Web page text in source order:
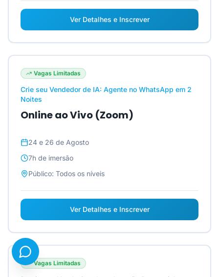
Ver Detalhes e Inscrever
Vagas Limitadas
Crie seu Vendedor de IA: Agente no WhatsApp em 2
Noites
Online ao Vivo (Zoom)
24 e 26 de Agosto
7h de imersão
Público: Todos os níveis
Ver Detalhes e Inscrever
Vagas Limitadas